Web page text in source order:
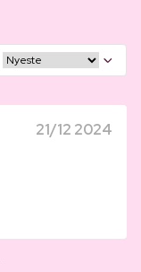
21/12 2024